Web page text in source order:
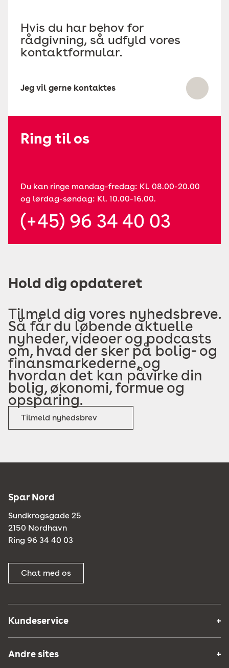
Hvis du har behov for
rådgivning, så udfyld vores
kontaktformular.
Jeg vil gerne kontaktes
Ring til os
Du kan ringe mandag-fredag: Kl. 08.00-20.00
og lørdag-søndag: Kl. 10.00-16.00.
(+45) 96 34 40 03
Hold dig opdateret
Tilmeld dig vores nyhedsbreve.
Så får du løbende aktuelle
nyheder, videoer og podcasts
om, hvad der sker på bolig- og
finansmarkederne, og
hvordan det kan påvirke din
bolig, økonomi, formue og
opsparing.
Tilmeld nyhedsbrev
Spar Nord
Sundkrogsgade 25
2150 Nordhavn
Ring 96 34 40 03
Chat med os
Kundeservice
Andre sites